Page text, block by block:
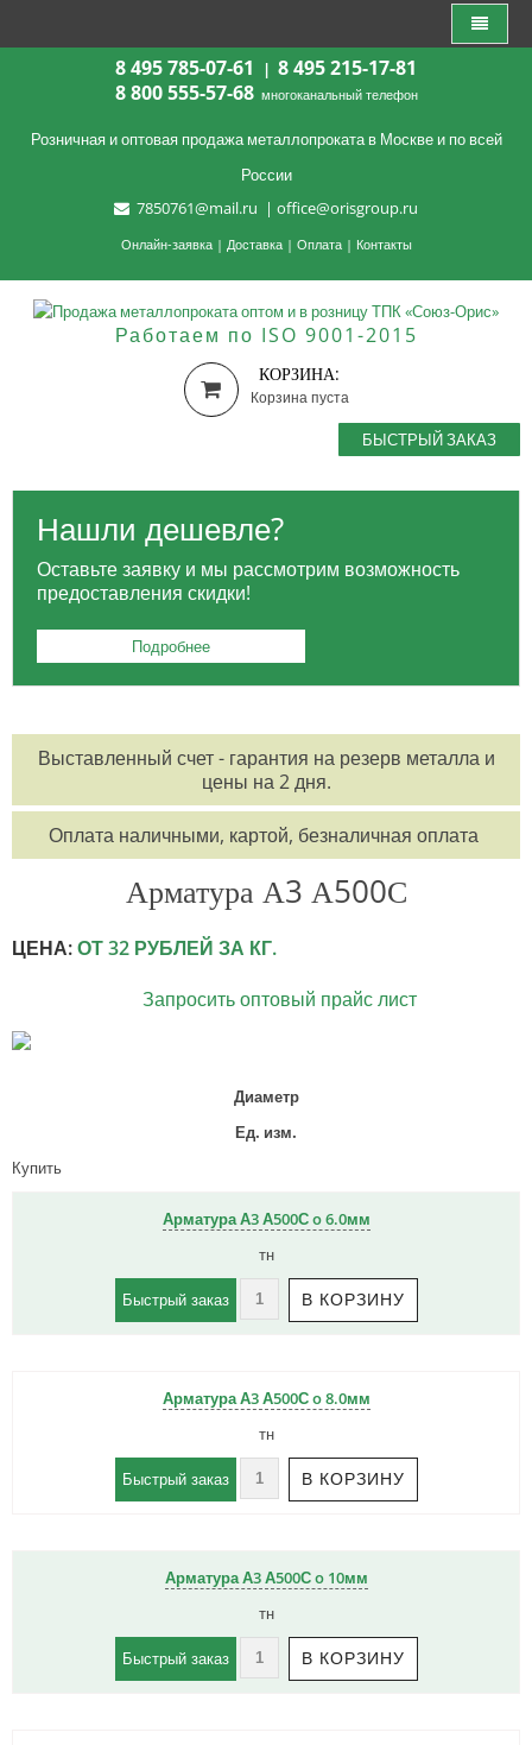
8 495 785-07-61 | 8 495 215-17-81
8 800 555-57-68 многоканальный телефон
Розничная и оптовая продажа металлопроката в Москве и по всей
России
7850761@mail.ru | office@orisgroup.ru
Онлайн-заявка| Доставка| Оплата| Контакты
Работаем по ISO 9001-2015
КОРЗИНА:
Корзина пуста
БЫСТРЫЙ ЗАКАЗ
Нашли дешевле?
Оставьте заявку и мы рассмотрим возможность
предоставления скидки!
Подробнее
Выставленный счет - гарантия на резерв металла и
цены на 2 дня.
Оплата наличными, картой, безналичная оплата
Арматура А3 А500С
ЦЕНА:ОТ 32 РУБЛЕЙ ЗА КГ.
Запросить оптовый прайс лист
Диаметр
Ед. изм.
Купить
Арматура А3 А500С o 6.0мм
тн
Быстрый заказ
Арматура А3 А500С o 8.0мм
тн
Быстрый заказ
Арматура А3 А500С o 10мм
тн
Быстрый заказ